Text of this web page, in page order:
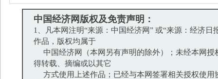
中国经济网版权及免责声明：
1、凡本网注明“来源：中国经济网” 或“来源：经济日
作品，版权均属于
中国经济网（本网另有声明的除外）；未经本网授
得转载、摘编或以其它
方式使用上述作品；已经与本网签署相关授权使用